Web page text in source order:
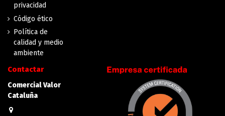
privacidad
Código ético
Política de
calidad y medio
ambiente
Contactar
Comercial Valor
Cataluña